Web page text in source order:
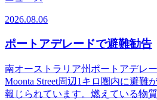
2026.08.06
ポートアデレードで避難勧告
南オーストラリア州ポートアデレ
Moonta Street周辺1キロ圏内に避難
報じられています。燃えている物